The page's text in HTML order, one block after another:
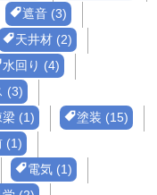
遮音 (3)
天井材 (2)
水回り (4)
(3)
梁 (1)
塗装 (15)
(1)
電気 (1)